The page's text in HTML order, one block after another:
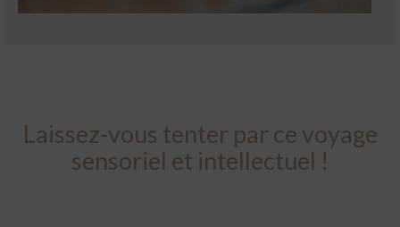
Laissez-vous tenter par ce voyage
sensoriel et intellectuel !